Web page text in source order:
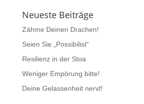
Neueste Beiträge
Zähme Deinen Drachen!
Seien Sie „Possibilist“
Resilienz in der Stoa
Weniger Empörung bitte!
Deine Gelassenheit nervt!